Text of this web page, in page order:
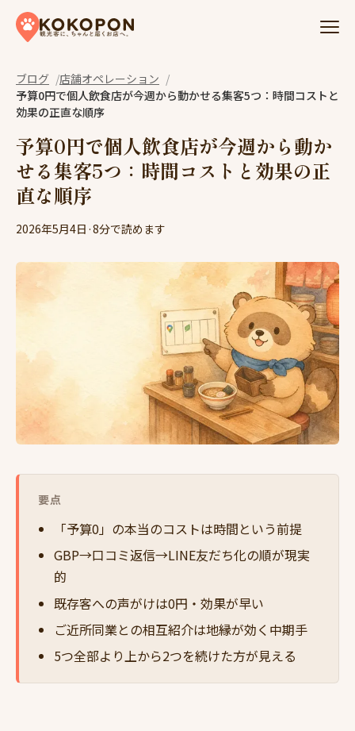
Skip to content
ブログ
店舗オペレーション
予算0円で個人飲食店が今週から動かせる集客5つ：時間コストと
効果の正直な順序
予算0円で個人飲食店が今週から動か
せる集客5つ：時間コストと効果の正
直な順序
2026年5月4日 ·8分で読めます
要点
「予算0」の本当のコストは時間という前提
GBP→口コミ返信→LINE友だち化の順が現実
的
既存客への声がけは0円・効果が早い
ご近所同業との相互紹介は地縁が効く中期手
5つ全部より上から2つを続けた方が見える